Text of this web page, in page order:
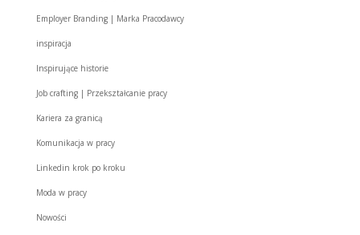
Employer Branding | Marka Pracodawcy
inspiracja
Inspirujące historie
Job crafting | Przekształcanie pracy
Kariera za granicą
Komunikacja w pracy
Linkedin krok po kroku
Moda w pracy
Nowości